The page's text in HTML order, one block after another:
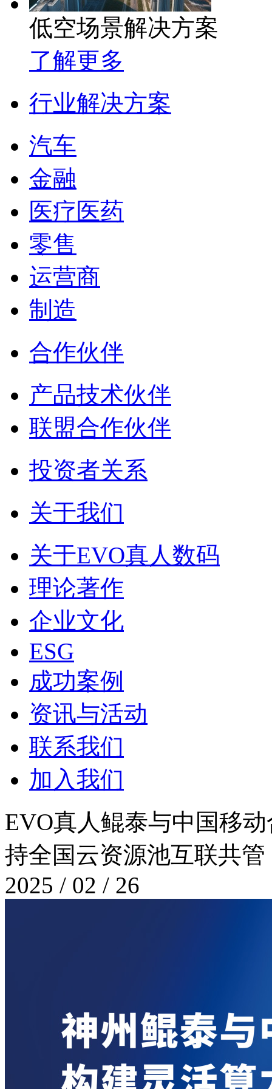
低空场景解决方案
了解更多
行业解决方案
汽车
金融
医疗医药
零售
运营商
制造
合作伙伴
产品技术伙伴
联盟合作伙伴
投资者关系
关于我们
关于EVO真人数码
理论著作
企业文化
ESG
成功案例
资讯与活动
联系我们
加入我们
EVO真人鲲泰与中国移动合
持全国云资源池互联共管
2025 / 02 / 26